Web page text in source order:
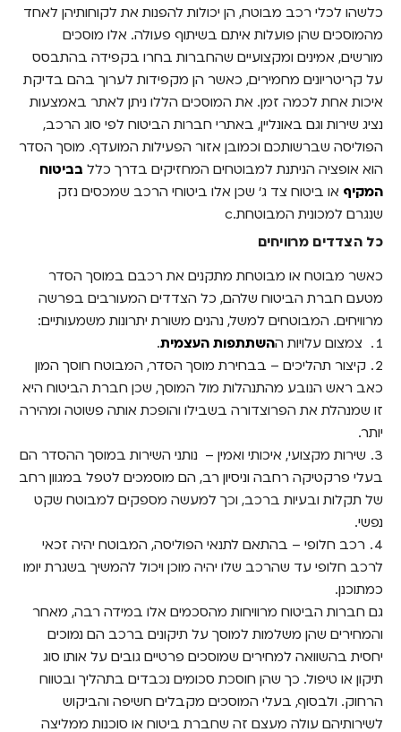
כלשהו לכלי רכב מבוטח, הן יכולות להפנות את לקוחותיהן לאחד
מהמוסכים שהן פועלות איתם בשיתוף פעולה. אלו מוסכים
מורשים, אמינים ומקצועיים שהחברות בחרו בקפידה בהתבסס
על קריטריונים מחמירים, כאשר הן מקפידות לערוך בהם בדיקת
איכות אחת לכמה זמן. את המוסכים הללו ניתן לאתר באמצעות
נציג שירות וגם באונליין, באתרי חברות הביטוח לפי סוג הרכב,
הפוליסה שברשותכם וכמובן אזור הפעילות המועדף. מוסך הסדר
הוא אופציה הניתנת למבוטחים המחזיקים בדרך כלל בביטוח
המקיף או ביטוח צד ג' שכן אלו ביטוחי הרכב שמכסים נזק
שנגרם למכונית המבוטחת.c
כל הצדדים מרוויחים
כאשר מבוטח או מבוטחת מתקנים את רכבם במוסך הסדר
מטעם חברת הביטוח שלהם, כל הצדדים המעורבים בפרשה
מרוויחים. המבוטחים למשל, נהנים משורת יתרונות משמעותיים:
צמצום עלויות ההשתתפות העצמית.
קיצור תהליכים – בבחירת מוסך הסדר, המבוטח חוסך המון
כאב ראש הנובע מהתנהלות מול המוסך, שכן חברת הביטוח היא
זו שמנהלת את הפרוצדורה בשבילו והופכת אותה פשוטה ומהירה
יותר.
שירות מקצועי, איכותי ואמין – נותני השירות במוסך ההסדר הם
בעלי פרקטיקה רחבה וניסיון רב, הם מוסמכים לטפל במגוון רחב
של תקלות ובעיות ברכב, וכך למעשה מספקים למבוטח שקט
נפשי.
רכב חלופי – בהתאם לתנאי הפוליסה, המבוטח יהיה זכאי
לרכב חלופי עד שהרכב שלו יהיה מוכן ויכול להמשיך בשגרת יומו
כמתוכנן.
גם חברות הביטוח מרוויחות מהסכמים אלו במידה רבה, מאחר
והמחירים שהן משלמות למוסך על תיקונים ברכב הם נמוכים
יחסית בהשוואה למחירים שמוסכים פרטיים גובים על אותו סוג
תיקון או טיפול. כך שהן חוסכת סכומים נכבדים בתהליך ובטווח
הרחוק. ולבסוף, בעלי המוסכים מקבלים חשיפה והביקוש
לשירותיהם עולה מעצם זה שחברת ביטוח או סוכנות ממליצה